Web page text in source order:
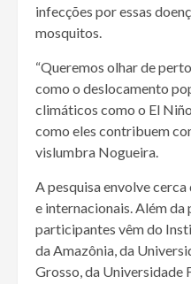
infecções por essas
mosquitos.
“Queremos olhar de
como o deslocamento
climáticos como o El
como eles contribuem
vislumbra Nogueira.
A pesquisa envolve
e internacionais. Além
participantes vêm do
da Amazônia, da
Grosso, da Universidade